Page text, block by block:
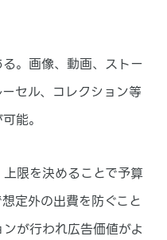
。画像、動画、ストー
セル、コレクション等
能。
限を決めることで予算
定外の出費を防ぐこと
が行われ広告価値がよ